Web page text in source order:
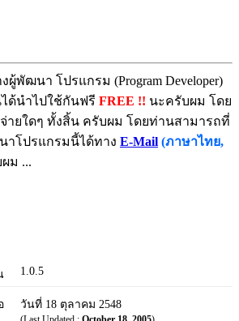
ผู้พัฒนา โปรแกรม (Program Developer)
ด้นำไปใช้กันฟรี FREE !! นะครับผม โดย
ายใดๆ ทั้งสิ้น ครับผม โดยท่านสามารถที่
าโปรแกรมนี้ได้ทาง E-Mail (ภาษาไทย,
ม ...
1.0.5
วันที่ 18 ตุลาคม 2548